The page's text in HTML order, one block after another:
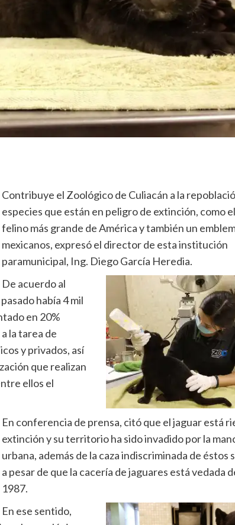
Contribuye el Zoológico de Culiacán a la
especies que están en peligro de extinción, como
felino más grande de América y también un
mexicanos, expresó el director de esta institución
paramunicipal, Ing. Diego García Heredia.
De acuerdo al
había 4 mil
en 20%
la tarea de
y privados, así
que realizan
ellos el
En conferencia de prensa, citó que el jaguar está
extinción y su territorio ha sido invadido por la
urbana, además de la caza indiscriminada de éstos
a pesar de que la cacería de jaguares está vedada
1987.
En ese sentido,